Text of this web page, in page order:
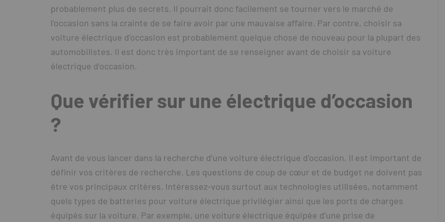
probablement plus de secrets. Il pourrait donc facilement se tourner vers le marché de
l’occasion sans la crainte de se faire avoir par une mauvaise affaire. Par contre, choisir sa
voiture électrique d’occasion est probablement quelque chose de nouveau pour la plupart des
automobilistes. Il est donc très important de se renseigner avant de choisir sa voiture
électrique d’occasion.
Que vérifier sur une électrique d’occasion
?
Avant de vous lancer dans la recherche d’une voiture électrique d’occasion, il est important de
définir vos critères de recherche. Les questions de coup de cœur et de budget ne doivent pas
être vos principaux critères. Intéressez-vous surtout aux technologies utilisées, notamment
quels types de batteries pour voiture électrique privilégier ainsi que les ports de charges
équipés sur la voiture. Par exemple, une voiture électrique équipée d’une prise de